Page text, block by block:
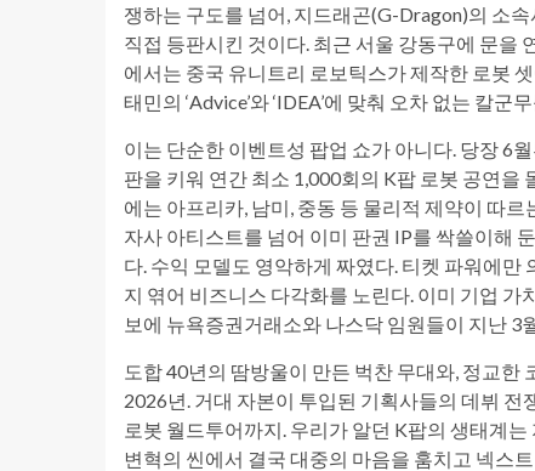
쟁하는 구도를 넘어, 지드래곤(G-Dragon)의 소
직접 등판시킨 것이다. 최근 서울 강동구에 문을
에서는 중국 유니트리 로보틱스가 제작한 로봇 셋
태민의 ‘Advice’와 ‘IDEA’에 맞춰 오차 없는 칼군
이는 단순한 이벤트성 팝업 쇼가 아니다. 당장 6
판을 키워 연간 최소 1,000회의 K팝 로봇 공연을
에는 아프리카, 남미, 중동 등 물리적 제약이 따
자사 아티스트를 넘어 이미 판권 IP를 싹쓸이해
다. 수익 모델도 영악하게 짜였다. 티켓 파워에만
지 엮어 비즈니스 다각화를 노린다. 이미 기업
보에 뉴욕증권거래소와 나스닥 임원들이 지난 3
도합 40년의 땀방울이 만든 벅찬 무대와, 정교
2026년. 거대 자본이 투입된 기획사들의 데뷔
로봇 월드투어까지. 우리가 알던 K팝의 생태계
변혁의 씬에서 결국 대중의 마음을 훔치고 넥스